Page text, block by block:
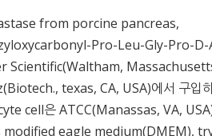
from porcine pancreas,
Pro-Leu-Gly-Pro-
Scientific(Waltham,
texas, CA, USA)에서 구입
cell은 ATCC(Manassas, VA,
modified eagle medium(DMEM),